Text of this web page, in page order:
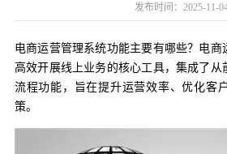
发布时间：2025-11-
电商运营管理系统功能主要有哪些？电商
高效开展线上业务的核心工具，集成了
流程功能，旨在提升运营效率、优化客
策。